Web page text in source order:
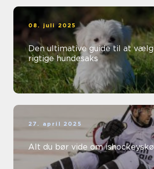
08. juli 2025
Den ultimative guide til at
rigtige hundesaks
27. april 2025
Alt du bør vide om